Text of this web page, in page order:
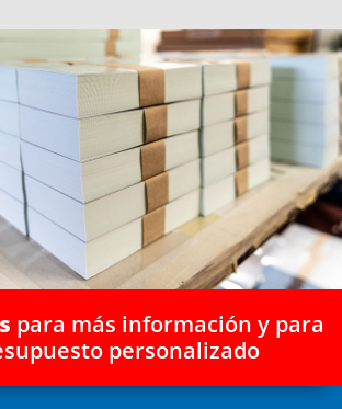
para más información y para
personalizado